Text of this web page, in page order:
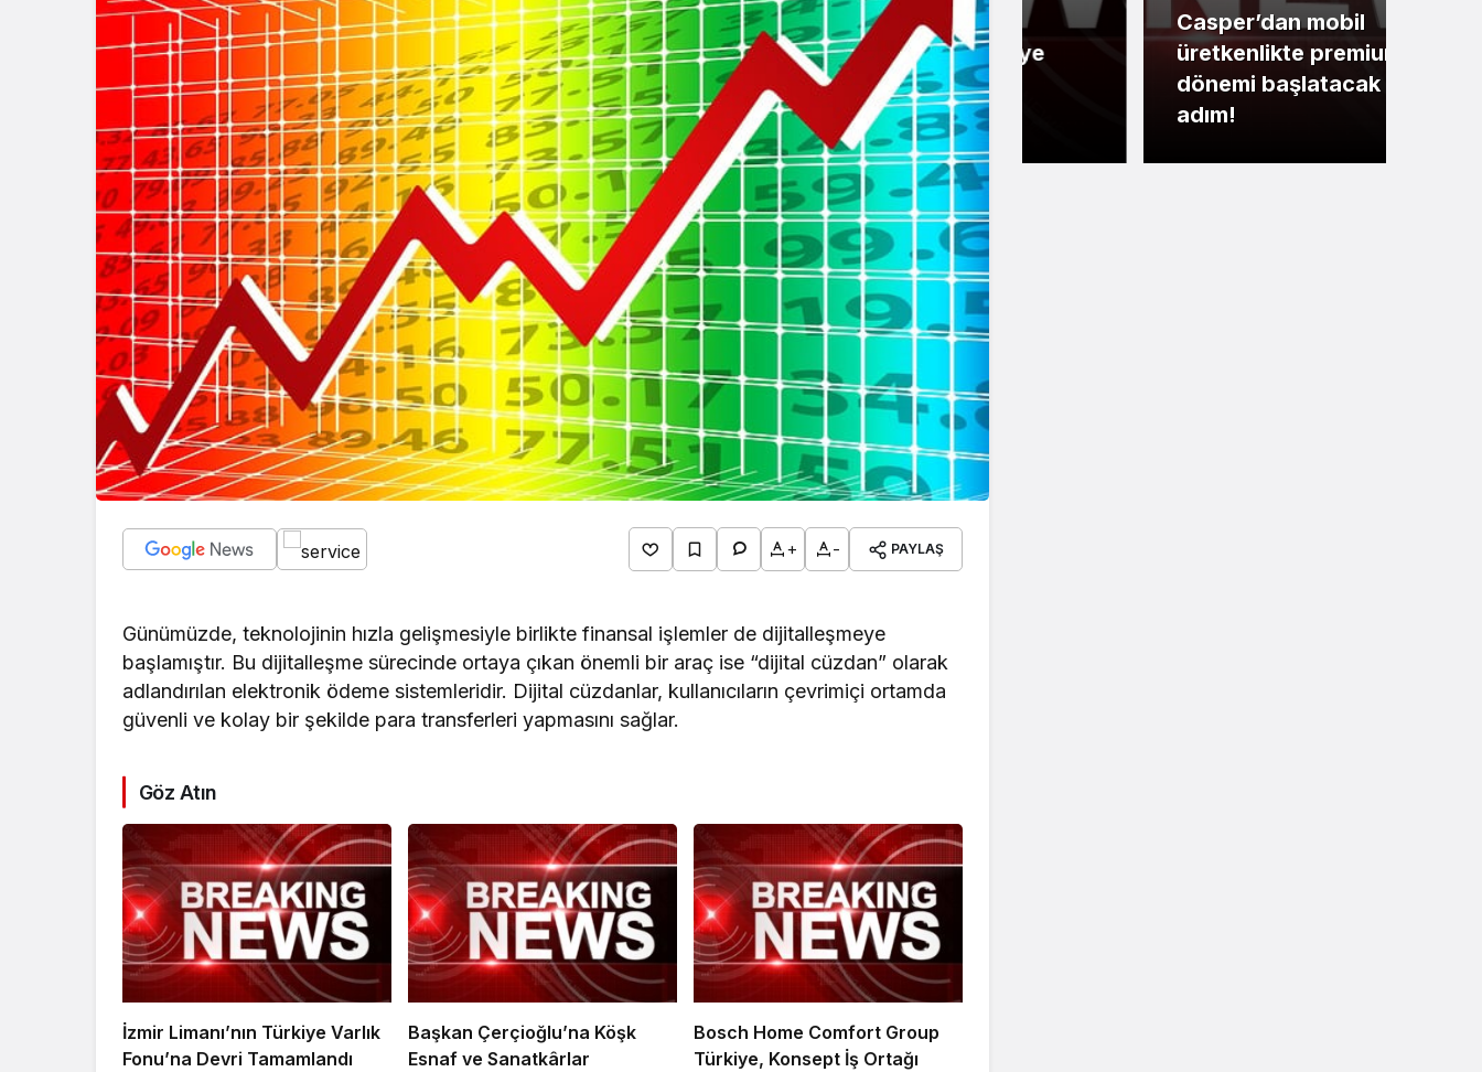
+ - PAYLAŞ
Günümüzde, teknolojinin hızla gelişmesiyle birlikte finansal işlemler de dijitalleşmeye
başlamıştır. Bu dijitalleşme sürecinde ortaya çıkan önemli bir araç ise “dijital cüzdan” olarak
adlandırılan elektronik ödeme sistemleridir. Dijital cüzdanlar, kullanıcıların çevrimiçi ortamda
güvenli ve kolay bir şekilde para transferleri yapmasını sağlar.
Göz Atın
İzmir Limanı’nın Türkiye Varlık
Fonu’na Devri Tamamlandı
Başkan Çerçioğlu’na Köşk
Esnaf ve Sanatkârlar
Bosch Home Comfort Group
Türkiye, Konsept İş Ortağı
Ekonomi
İzmir Limanı’nın Türkiye
Varlık Fonu’na Devri
Tamamlandı
Casper’dan mobil
üretkenlikte premium
dönemi başlatacak yeni